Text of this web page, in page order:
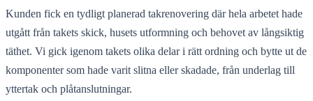
Kunden fick en tydligt planerad takrenovering där hela arbetet hade
utgått från takets skick, husets utformning och behovet av långsiktig
täthet. Vi gick igenom takets olika delar i rätt ordning och bytte ut de
komponenter som hade varit slitna eller skadade, från underlag till
yttertak och plåtanslutningar.